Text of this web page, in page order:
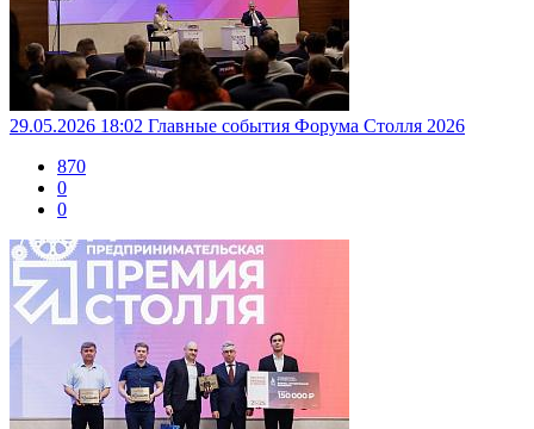
29.05.2026 18:02 Главные события Форума Столля 2026
870
0
0